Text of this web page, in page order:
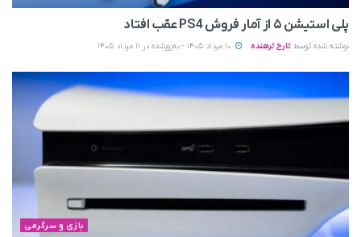
پلی استیشن ۵ از آمار فروش PS4 عقب افتاد
نوشته شده توسط تارخ ترهنده
بازی و سرگرمی